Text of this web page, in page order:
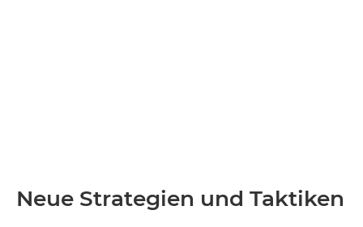
Neue Strategien und Taktiken